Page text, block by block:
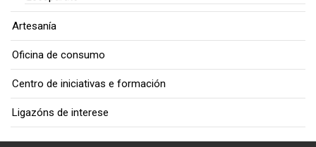
Artesanía
Oficina de consumo
Centro de iniciativas e formación
Ligazóns de interese